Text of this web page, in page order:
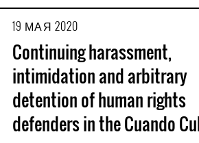
19 МАЯ 2020
Continuing harassment,
intimidation and arbitrary
detention of human rights
defenders in the Cuando